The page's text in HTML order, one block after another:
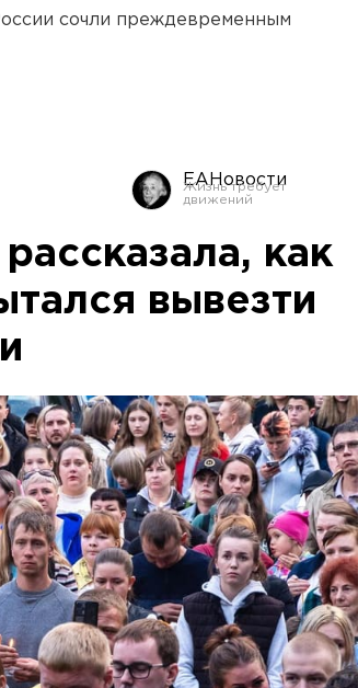
сочли преждевременным
ЕАНовости
как
вывезти